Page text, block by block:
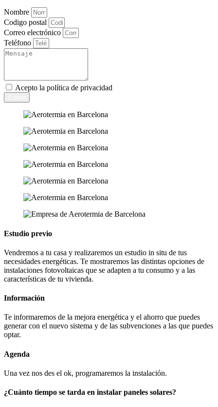
Nombre
Codigo postal
Correo electrónico
Teléfono
Acepto la política de privacidad
Estudio previo
Vendremos a tu casa y realizaremos un estudio in situ de tus
necesidades energéticas. Te mostraremos las distintas opciones de
instalaciones fotovoltaicas que se adapten a tu consumo y a las
características de tu vivienda.
Información
Te informaremos de la mejora energética y el ahorro que puedes
generar con el nuevo sistema y de las subvenciones a las que puedes
optar.
Agenda
Una vez nos des el ok, programaremos la instalación.
¿Cuánto tiempo se tarda en instalar paneles solares?